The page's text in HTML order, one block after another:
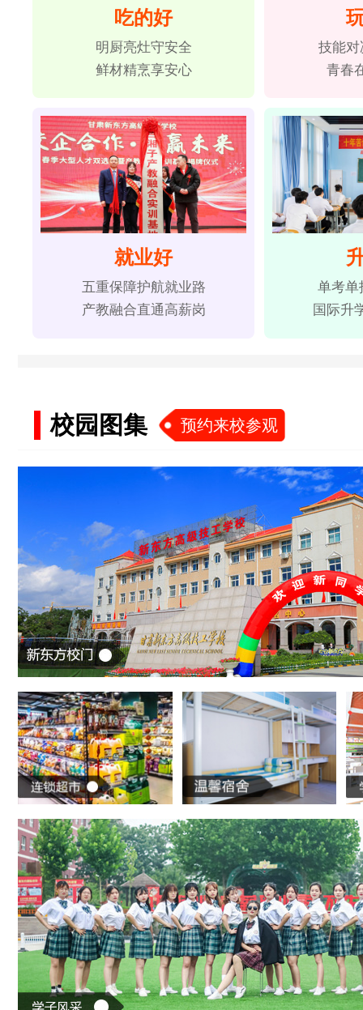
吃的好
明厨亮灶守安全
鲜材精烹享安心
技能对
青春
就业好
五重保障护航就业路
产教融合直通高薪岗
单考单
国际升
校园图集 预约来校参观